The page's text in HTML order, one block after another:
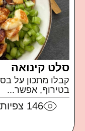
סלט קינואה
קבלו מתכון על
בטירוף, אפשר...
146 צפיות